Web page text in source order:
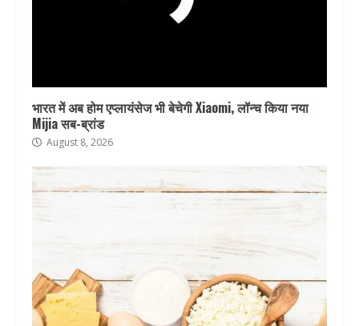
भारत में अब होम एप्लायंसेज भी बेचेगी Xiaomi, लॉन्च किया नया
Mijia सब-ब्रांड
August 8, 2026